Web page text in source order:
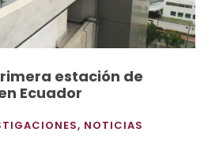
estación de
Ecuador
, NOTICIAS